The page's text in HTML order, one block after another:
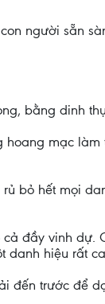
người sẵn
bằng dinh thự
mạc làm
bỏ hết mọi
đầy vinh dự.
danh hiệu rất
đến trước để